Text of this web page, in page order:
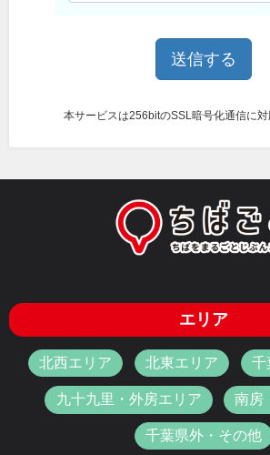
本サービスは256bitのSSL暗号化通信に対
エリア
北西エリア 北東エリア 千
九十九里・外房エリア 南房
千葉県外・その他